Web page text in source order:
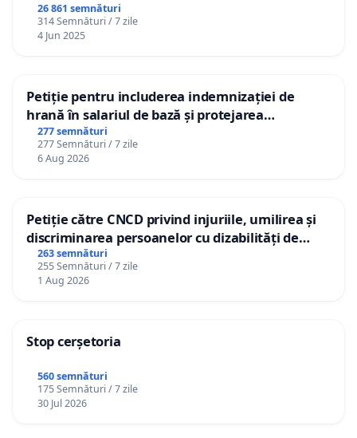
26 861 semnături
314 Semnături / 7 zile
4 Jun 2025
Petiție pentru includerea indemnizației de
hrană în salariul de bază și protejarea
gradațiilor de vechime pentru asistenții
personali
277 semnături
277 Semnături / 7 zile
6 Aug 2026
Petiție către CNCD privind injuriile, umilirea și
discriminarea persoanelor cu dizabilități de
către utilizatorul TikTok „Gorici”
263 semnături
255 Semnături / 7 zile
1 Aug 2026
Stop cerșetoria
560 semnături
175 Semnături / 7 zile
30 Jul 2026